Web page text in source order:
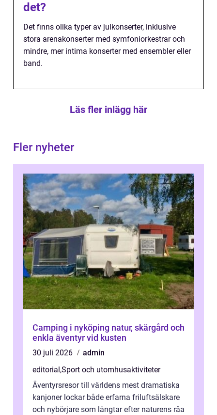
det?
Det finns olika typer av julkonserter, inklusive
stora arenakonserter med symfoniorkestrar och
mindre, mer intima konserter med ensembler eller
band.
Läs fler inlägg här
Fler nyheter
Camping i nyköping natur, skärgård och
enkla äventyr vid kusten
30 juli 2026
admin
editorial ,Sport och utomhusaktiviteter
Äventyrsresor till världens mest dramatiska
kanjoner lockar både erfarna friluftsälskare
och nybörjare som längtar efter naturens råa